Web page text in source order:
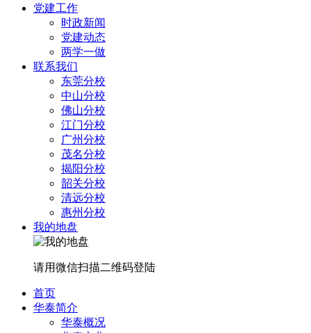
党建工作
时政新闻
党建动态
两学一做
联系我们
东莞分校
中山分校
佛山分校
江门分校
广州分校
茂名分校
揭阳分校
韶关分校
清远分校
惠州分校
我的地盘
请用微信扫描二维码登陆
首页
华泰简介
华泰概况